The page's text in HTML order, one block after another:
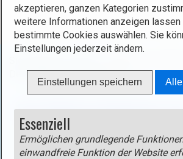
Der Niedersonthofener See
Der Niedersonthofener
Hier einige Bilder von einer
den Niedersonthofener See.
akzeptieren, ganzen Kategorien
weitere Informationen anzeigen lassen
bestimmte Cookies auswählen. Sie
Einstellungen jederzeit ändern.
Einstellungen speichern
Essenziell
Ermöglichen grundlegende
einwandfreie Funktion der Website